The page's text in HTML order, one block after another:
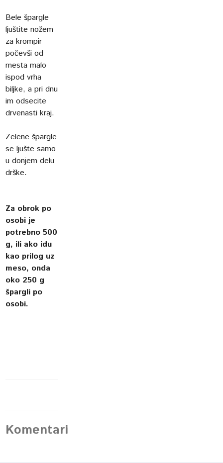
Bele špargle
ljuštite nožem
za krompir
počevši od
mesta malo
ispod vrha
biljke, a pri dnu
im odsecite
drvenasti kraj.
Zelene špargle
se ljušte samo
u donjem delu
drške.
Za obrok po
osobi je
potrebno 500
g, ili ako idu
kao prilog uz
meso, onda
oko 250 g
špargli po
osobi.
Komentari